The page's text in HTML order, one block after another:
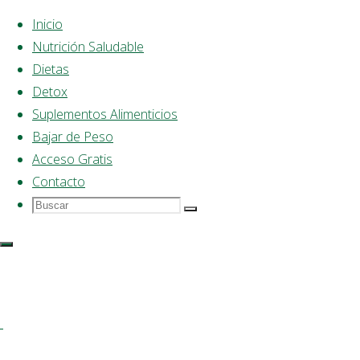
Saltar
contenido
Inicio
Nutrición Saludable
Dietas
Detox
Suplementos Alimenticios
Bajar de Peso
Acceso Gratis
Contacto
Buscar
Buscar:
Buscar